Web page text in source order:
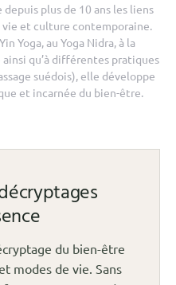
plus de 10 ans les liens
et culture contemporaine.
Yoga, au Yoga Nidra, à la
qu’à différentes pratiques
suédois), elle développe
et incarnée du bien-être.
du bien-être
modes de vie. Sans